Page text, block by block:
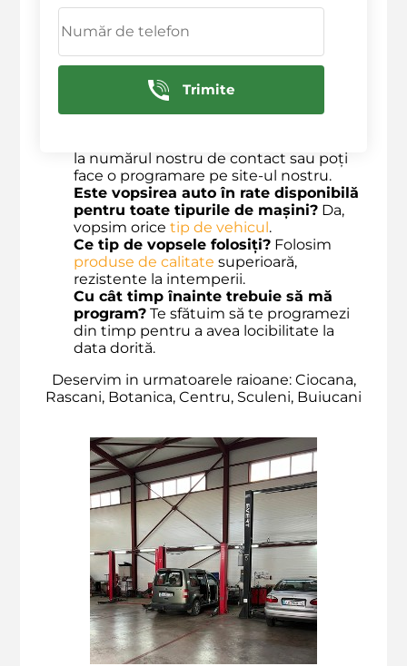
Pot combina vopsirea cu alte servicii?
Da, poți opta pentrupachete complete
Aveți garanție pentru
la numărul nostru de contact sau poți
face o programare pe site-ul nostru.
Este vopsirea auto în rate disponibilă
pentru toate tipurile de mașini? Da,
vopsim orice tip de vehicul .
Ce tip de vopsele folosiți? Folosim
produse de calitate superioară,
rezistente la intemperii.
Cu cât timp înainte trebuie să mă
program? Te sfătuim să te programezi
din timp pentru a avea locibilitate la
data dorită.
Deservim in urmatoarele raioane: Ciocana,
Rascani, Botanica, Centru, Sculeni, Buiucani
Trimite